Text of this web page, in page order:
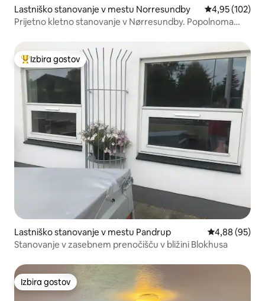
Lastniško stanovanje v mestu Norresundby Povprečna
4,95 (102)
Prijetno kletno stanovanje v Nørresundby. Popolnoma
Najbolj priljubljena prenočišča z značko »Izbira gostov«
Izbira gostov
Lastniško stanovanje v mestu Pandrup Povprečna
4,88 (95)
Stanovanje v zasebnem prenočišču v bližini Blokhusa
Izbira gostov
Izbira gostov